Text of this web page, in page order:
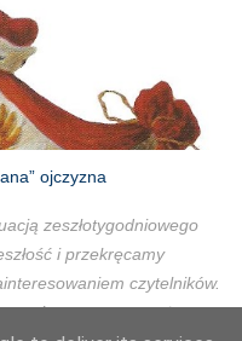
Cieszynie cierpieli ci,
Dla takich ludzi
najczęściej w sensie
Cieszyn posiadał
ulicy Katowej (dziś
to porządni cieszyńscy
spojrzenia w oczy
miastem wznosiła się
ojczyzna
zeszłotygodniowego
i przekręcamy
czytelników.
na wymazywanie